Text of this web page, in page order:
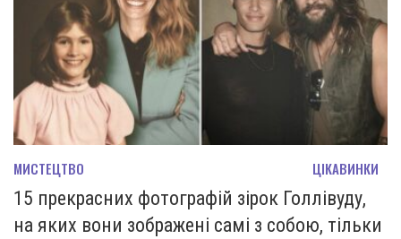
МИСТЕЦТВО ЦІКАВИНКИ
15 прекрасних фотографій зірок Голлівуду,
на яких вони зображені самі з собою, тільки